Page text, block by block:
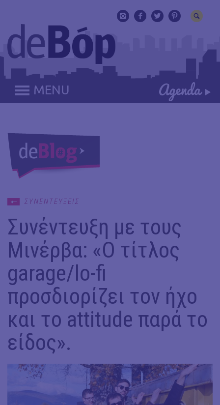
MENU
ΣΥΝΕΝΤΕΥΞΕΙΣ
Συνέντευξη με τους
Μινέρβα: «Ο τίτλος
garage/lo-fi
προσδιορίζει τον ήχο
και το attitude παρά το
είδος».